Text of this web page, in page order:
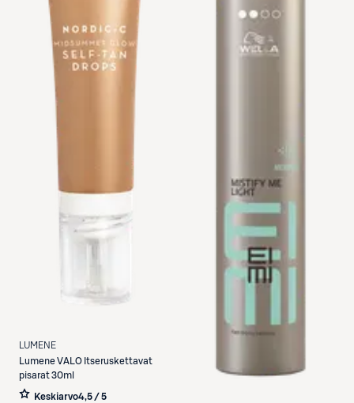
LUMENE
LumeneVALO Itseruskettavat
pisarat 30ml
Keskiarvo4,5 / 5